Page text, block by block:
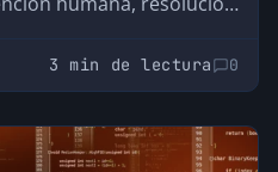
3 min de lectura 0